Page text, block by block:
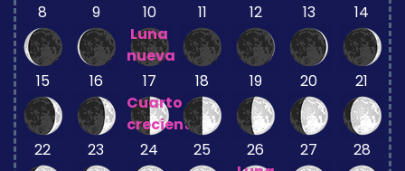
8 9
10
Luna
nueva
11 12 13 14
15 16
17
Cuarto
creciente
18 19 20 21
22 23 24 25
26
27 28